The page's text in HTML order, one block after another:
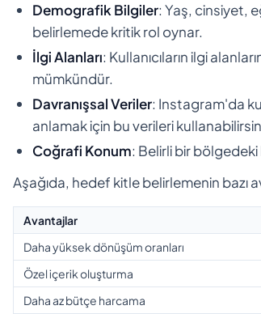
Demografik Bilgiler: Yaş, cinsiyet,
belirlemede kritik rol oynar.
İlgi Alanları: Kullanıcıların ilgi
mümkündür.
Davranışsal Veriler: Instagram'da
anlamak için bu verileri
Coğrafi Konum: Belirli bir bölgedeki
Aşağıda, hedef kitle belirlemenin bazı
Avantajlar
Daha yüksek dönüşüm oranları
Özel içerik oluşturma
Daha az bütçe harcama